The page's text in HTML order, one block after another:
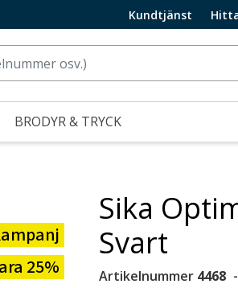
Kundtjänst
BRODYR & TRYCK
25%
Sika
Svart
Artikelnummer 4468